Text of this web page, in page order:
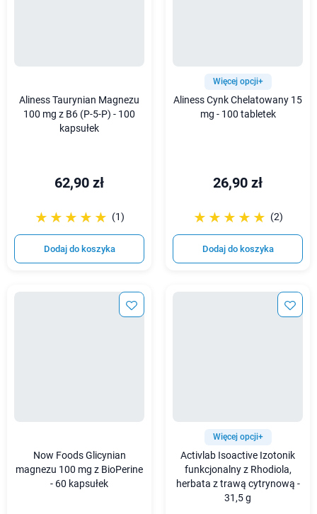
Aliness Taurynian Magnezu
100 mg z B6 (P-5-P) - 100
kapsułek
62,90 zł
☆☆☆☆☆
★★★★★ (1)
Dodaj do koszyka
Więcej opcji+
Aliness Cynk Chelatowany 15
mg - 100 tabletek
26,90 zł
☆☆☆☆☆
★★★★★ (2)
Dodaj do koszyka
Now Foods Glicynian
magnezu 100 mg z BioPerine
- 60 kapsułek
Więcej opcji+
Activlab Isoactive Izotonik
funkcjonalny z Rhodiola,
herbata z trawą cytrynową -
31,5 g